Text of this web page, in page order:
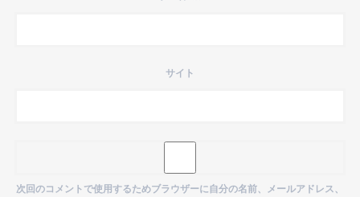
サイト
次回のコメントで使用するためブラウザーに自分の名前、メールアドレス、